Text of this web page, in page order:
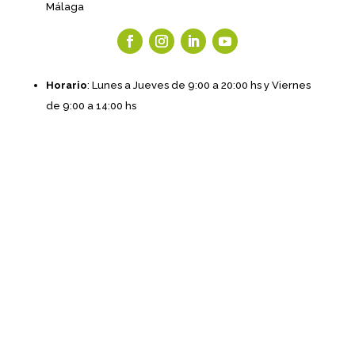
Málaga
Horario: Lunes a Jueves de 9:00 a 20:00 hs y Viernes
de 9:00 a 14:00 hs